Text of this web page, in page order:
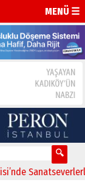
MENÜ ☰
Sanatseverlerle